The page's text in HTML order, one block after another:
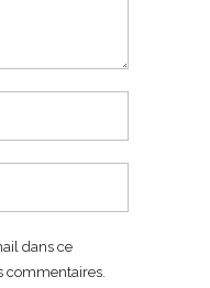
dans ce
commentaires.